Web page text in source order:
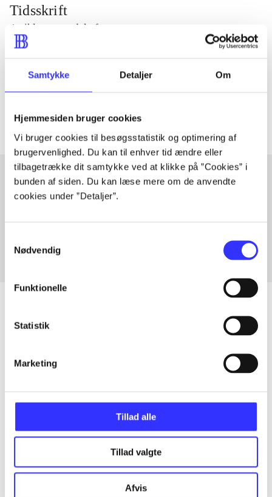
Samtykke Detaljer Om
Hjemmesiden bruger cookies
Vi bruger cookies til besøgsstatistik og optimering af
brugervenlighed. Du kan til enhver tid ændre eller
tilbagetrække dit samtykke ved at klikke på ”Cookies” i
bunden af siden. Du kan læse mere om de anvendte
cookies under ”Detaljer”.
Nødvendig
Funktionelle
Statistik
Marketing
Tillad alle
Tillad valgte
Afvis
Tidsskrift
Artiklen er en del af
Tidsskrift
Artikler med samme emner
Alle registrerede artikler fordelt på udgivelser
...
...